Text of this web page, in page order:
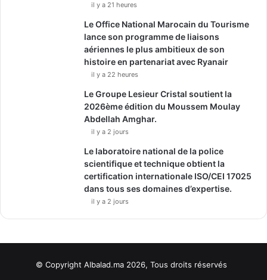
il y a 21 heures
Le Office National Marocain du Tourisme
lance son programme de liaisons
aériennes le plus ambitieux de son
histoire en partenariat avec Ryanair
il y a 22 heures
Le Groupe Lesieur Cristal soutient la
2026ème édition du Moussem Moulay
Abdellah Amghar.
il y a 2 jours
Le laboratoire national de la police
scientifique et technique obtient la
certification internationale ISO/CEI 17025
dans tous ses domaines d’expertise.
il y a 2 jours
© Copyright Albalad.ma 2026, Tous droits réservés